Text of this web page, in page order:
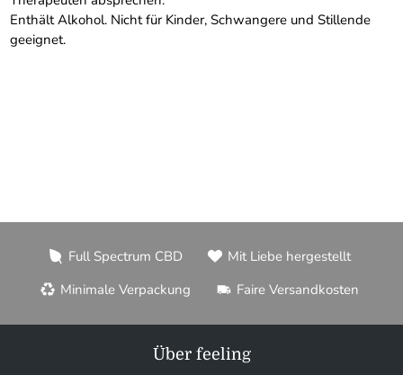
Enthält Alkohol. Nicht für Kinder, Schwangere und Stillende
geeignet.
Full Spectrum CBD
Mit Liebe hergestellt
Minimale Verpackung
Faire Versandkosten
Über feeling